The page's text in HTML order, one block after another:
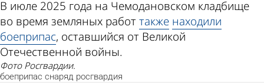
В июле 2025 года на Чемодановском кладбище
во время земляных работтакже находили
боеприпас, оставшийся от Великой
Отечественной войны.
Фото Росгвардии.
боеприпас снаряд росгвардия